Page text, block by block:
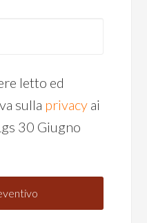
letto ed
sulla privacy ai
30 Giugno